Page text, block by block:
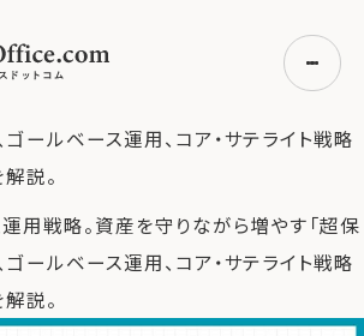
方へ
れ・プラン
ト一覧
りながら増やす』超保守的な運用戦略>
ールベース運用、コア・サテライト戦略
説。
運用戦略。資産を守りながら増やす「超保
ールベース運用、コア・サテライト戦略
説。